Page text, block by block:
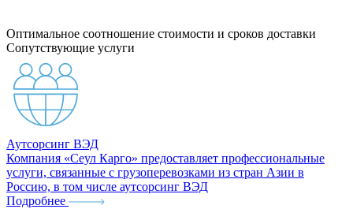
Оптимальное соотношение стоимости и сроков доставки
Сопутствующие услуги
Аутсорсинг ВЭД
Компания «Сеул Карго» предоставляет профессиональные
услуги, связанные с грузоперевозками из стран Азии в
Россию, в том числе аутсорсинг ВЭД
Подробнее